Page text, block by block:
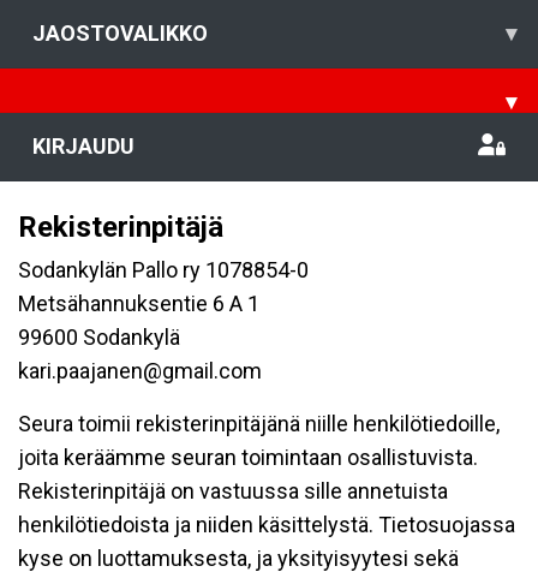
JAOSTOVALIKKO ▾
▾
KIRJAUDU
Rekisterinpitäjä
Sodankylän Pallo ry 1078854-0
Metsähannuksentie 6 A 1
99600 Sodankylä
kari.paajanen@gmail.com
Seura toimii rekisterinpitäjänä niille henkilötiedoille,
joita keräämme seuran toimintaan osallistuvista.
Rekisterinpitäjä on vastuussa sille annetuista
henkilötiedoista ja niiden käsittelystä. Tietosuojassa
kyse on luottamuksesta, ja yksityisyytesi sekä